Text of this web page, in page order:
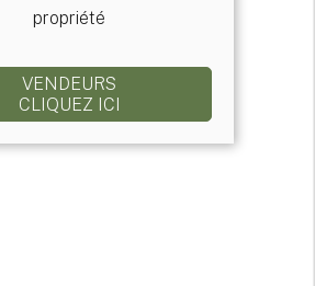
propriété
VENDEURS
CLIQUEZ ICI